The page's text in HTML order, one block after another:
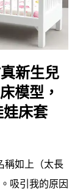
新生兒
模型，
床套
稱如上（太長
吸引我的原因